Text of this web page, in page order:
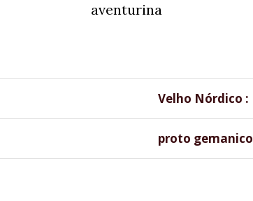
aventurina
Velho Nórdico
proto gemanico